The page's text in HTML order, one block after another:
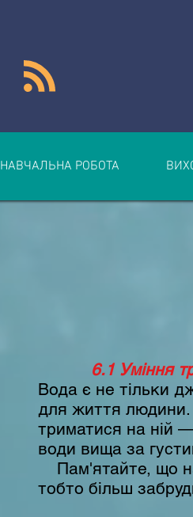
НАВЧАЛЬНА РОБОТА
6.1 Уміння
Вода є не тільки
для життя людини.
триматися на ній
води вища за
Пам'ятайте, що на
тобто більш